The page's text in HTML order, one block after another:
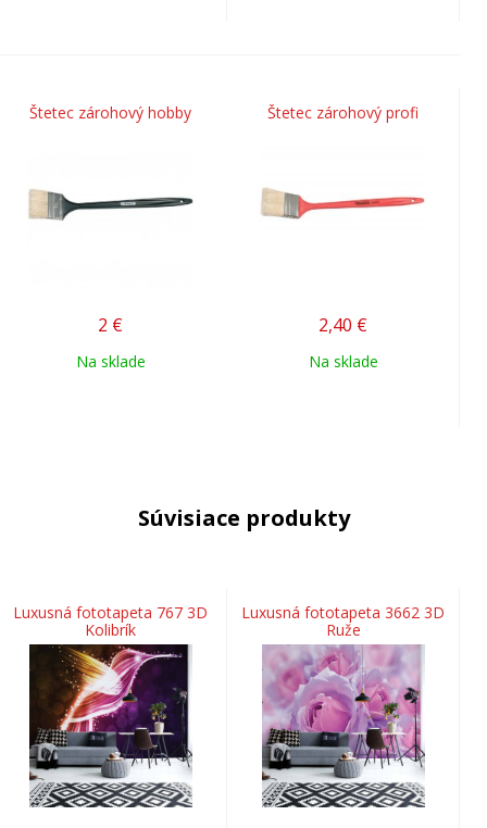
Štetec zárohový hobby
2 €
Na sklade
Štetec zárohový profi
2,40 €
Na sklade
Súvisiace produkty
Luxusná fototapeta 767 3D
Kolibrík
Luxusná fototapeta 3662 3D
Ruže